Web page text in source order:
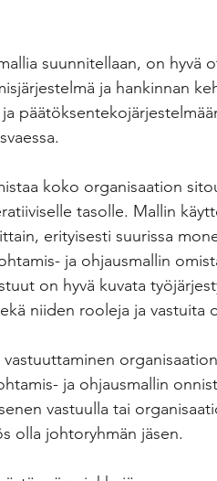
suunnitellaan, on hyvä
ja hankinnan
koko organisaation
tasolle. Mallin
erityisesti suurissa
ja ohjausmallin
on hyvä kuvata
niiden rooleja ja vastuita
vastuuttaminen
ja ohjausmallin
vastuulla tai
olla johtoryhmän jäsen.